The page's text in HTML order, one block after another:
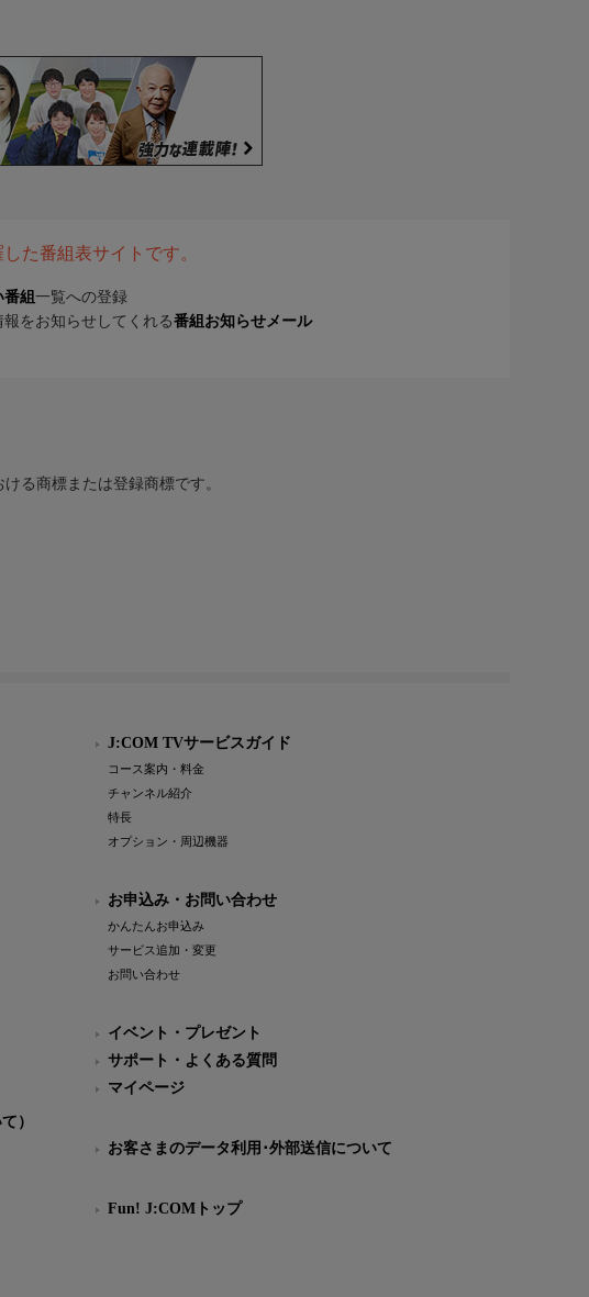
た番組表サイトです。
番組 一覧への登録
をお知らせしてくれる番組お知らせメール
る商標または登録商標です。
）
J:COM TVサービスガイド
コース案内・料金
チャンネル紹介
特長
オプション・周辺機器
お申込み・お問い合わせ
かんたんお申込み
サービス追加・変更
お問い合わせ
イベント・プレゼント
サポート・よくある質問
マイページ
お客さまのデータ利用･外部送信について
Fun! J:COMトップ